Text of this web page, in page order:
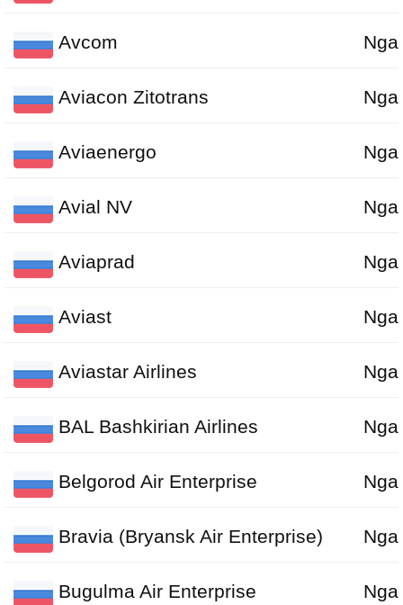
Avcom Nga
Aviacon Zitotrans Nga
Aviaenergo Nga
Avial NV Nga
Aviaprad Nga
Aviast Nga
Aviastar Airlines Nga
BAL Bashkirian Airlines Nga
Belgorod Air Enterprise Nga
Bravia (Bryansk Air Enterprise) Nga
Bugulma Air Enterprise Nga